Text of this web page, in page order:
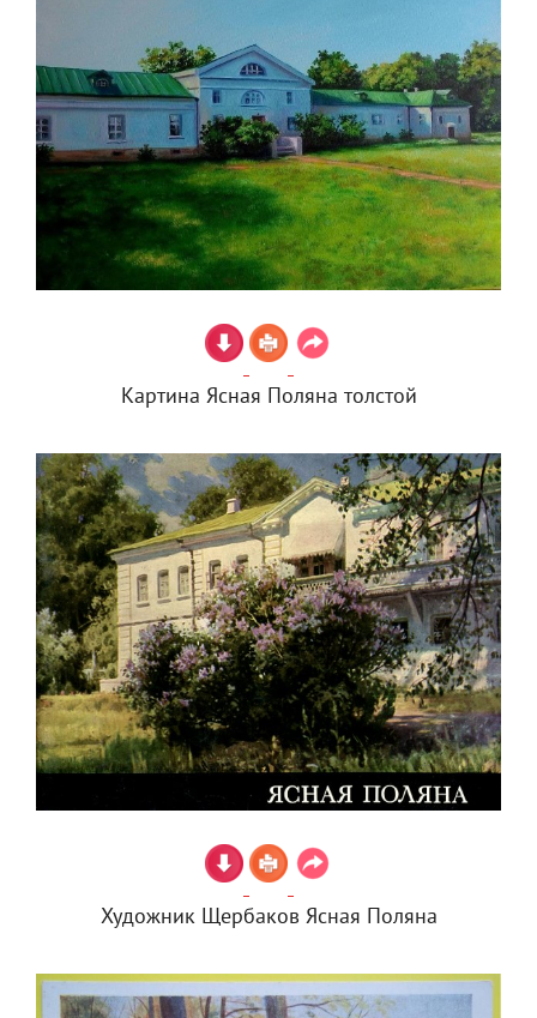
Картина Ясная Поляна толстой
Художник Щербаков Ясная Поляна